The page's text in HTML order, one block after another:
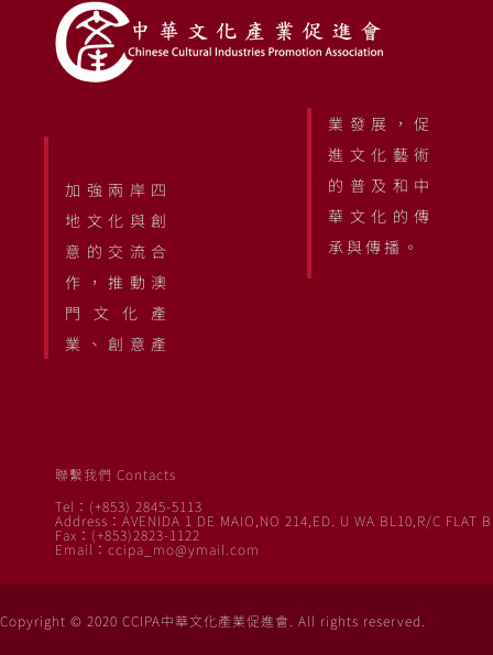
加強兩岸四
地文化與創
意的交流合
作，推動澳
門文化產
業、創意產
業發展，促
進文化藝術
的普及和中
華文化的傳
承與傳播。
聯繫我們 Contacts
Tel：(+853) 2845-5113
Address：AVENIDA 1 DE MAIO,NO 214,ED. U WA BL10,R/C FLAT B
Fax：(+853)2823-1122
Email：ccipa_mo@ymail.com
Copyright © 2020 CCIPA中華文化產業促進會. All rights reserved.